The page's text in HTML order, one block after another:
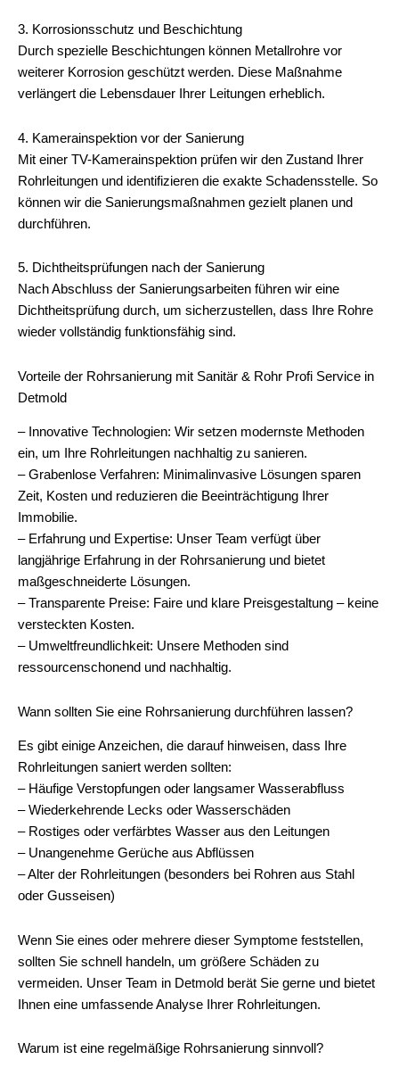
3. Korrosionsschutz und Beschichtung
Durch spezielle Beschichtungen können Metallrohre vor
weiterer Korrosion geschützt werden. Diese Maßnahme
verlängert die Lebensdauer Ihrer Leitungen erheblich.
4. Kamerainspektion vor der Sanierung
Mit einer TV-Kamerainspektion prüfen wir den Zustand Ihrer
Rohrleitungen und identifizieren die exakte Schadensstelle. So
können wir die Sanierungsmaßnahmen gezielt planen und
durchführen.
5. Dichtheitsprüfungen nach der Sanierung
Nach Abschluss der Sanierungsarbeiten führen wir eine
Dichtheitsprüfung durch, um sicherzustellen, dass Ihre Rohre
wieder vollständig funktionsfähig sind.
Vorteile der Rohrsanierung mit Sanitär & Rohr Profi Service in
Detmold
– Innovative Technologien: Wir setzen modernste Methoden
ein, um Ihre Rohrleitungen nachhaltig zu sanieren.
– Grabenlose Verfahren: Minimalinvasive Lösungen sparen
Zeit, Kosten und reduzieren die Beeinträchtigung Ihrer
Immobilie.
– Erfahrung und Expertise: Unser Team verfügt über
langjährige Erfahrung in der Rohrsanierung und bietet
maßgeschneiderte Lösungen.
– Transparente Preise: Faire und klare Preisgestaltung – keine
versteckten Kosten.
– Umweltfreundlichkeit: Unsere Methoden sind
ressourcenschonend und nachhaltig.
Wann sollten Sie eine Rohrsanierung durchführen lassen?
Es gibt einige Anzeichen, die darauf hinweisen, dass Ihre
Rohrleitungen saniert werden sollten:
– Häufige Verstopfungen oder langsamer Wasserabfluss
– Wiederkehrende Lecks oder Wasserschäden
– Rostiges oder verfärbtes Wasser aus den Leitungen
– Unangenehme Gerüche aus Abflüssen
– Alter der Rohrleitungen (besonders bei Rohren aus Stahl
oder Gusseisen)
Wenn Sie eines oder mehrere dieser Symptome feststellen,
sollten Sie schnell handeln, um größere Schäden zu
vermeiden. Unser Team in Detmold berät Sie gerne und bietet
Ihnen eine umfassende Analyse Ihrer Rohrleitungen.
Warum ist eine regelmäßige Rohrsanierung sinnvoll?